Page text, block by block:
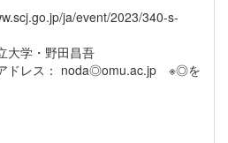
ja/event/2023/340-s-
大学・野田昌吾
noda◎omu.ac.jp ※◎を